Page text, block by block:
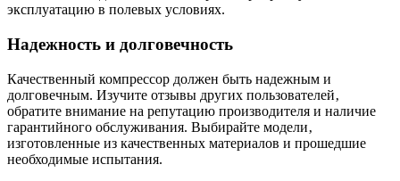
эксплуатацию в полевых условиях.
Надежность и долговечность
Качественный компрессор должен быть надежным и
долговечным. Изучите отзывы других пользователей‚
обратите внимание на репутацию производителя и наличие
гарантийного обслуживания. Выбирайте модели‚
изготовленные из качественных материалов и прошедшие
необходимые испытания.